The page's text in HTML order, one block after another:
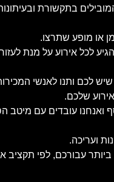
בתקשורת
או מופע שתרצו.
לכל אירוע על מנת
לכם ותנו לאנשי
שלכם.
ואנחנו עובדים עם מיטב
ועריכה.
עבורכם, לפי תקציב